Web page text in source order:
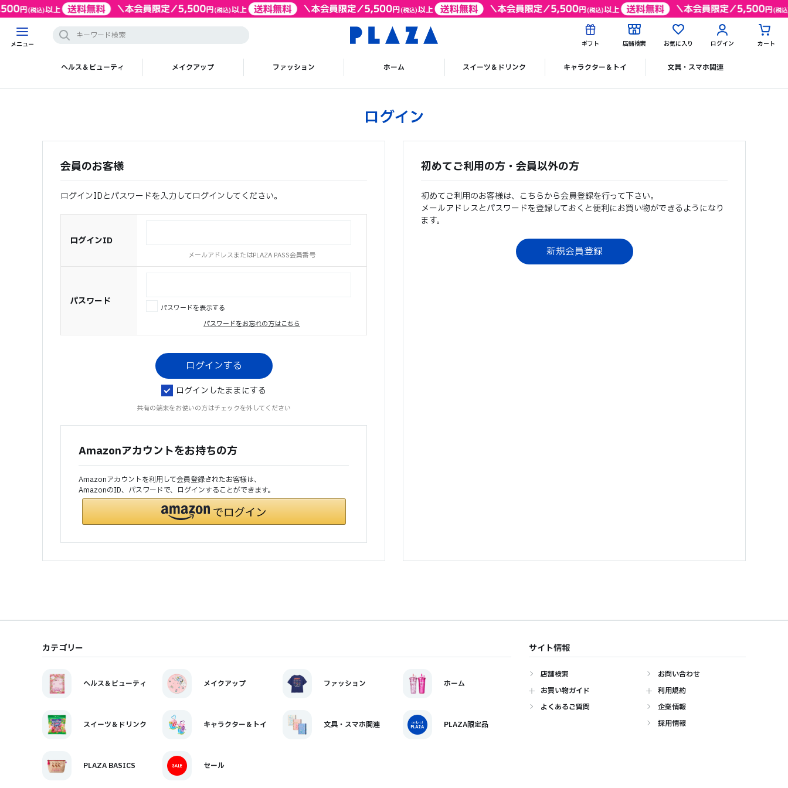
メニュー ギフト 店舗検索 お気に入り ログイン カート
ヘルス＆ビューティ メイクアップ ファッション ホーム スイーツ＆ドリンク キャラクター＆トイ 文具・スマホ関連
ログイン
会員のお客様
ログインIDとパスワードを入力してログインしてください。
ログインID
メールアドレスまたはPLAZA PASS会員番号
パスワード
パスワードを表示する
パスワードをお忘れの方はこちら
ログインしたままにする
共有の端末をお使いの方はチェックを外してください
Amazonアカウントをお持ちの方
Amazonアカウントを利用して会員登録されたお客様は、
AmazonのID、パスワードで、ログインすることができます。
初めてご利用の方・会員以外の方
初めてご利用のお客様は、こちらから会員登録を行って下さい。
メールアドレスとパスワードを登録しておくと便利にお買い物ができるようになり
ます。
カテゴリー
ヘルス＆ビューティ メイクアップ ファッション ホーム
スイーツ＆ドリンク キャラクター＆トイ 文具・スマホ関連 PLAZA限定品
PLAZA BASICS セール
サイト情報
店舗検索
お買い物ガイド
よくあるご質問
お問い合わせ
利用規約
企業情報
採用情報